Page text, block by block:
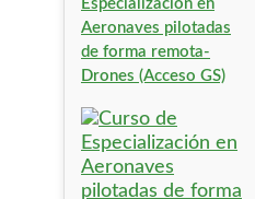
Especialización en
Aeronaves pilotadas
de forma remota-
Drones (Acceso GS)